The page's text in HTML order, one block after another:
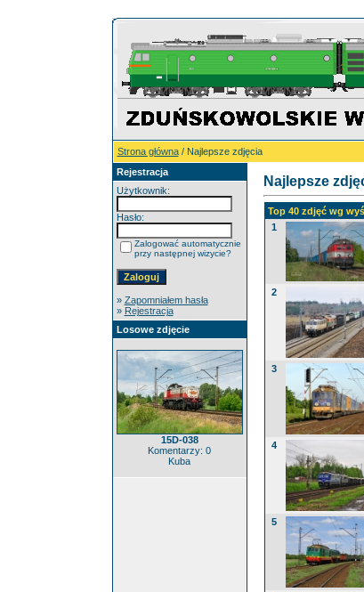
Strona główna/ Najlepsze zdjęcia
Rejestracja
Użytkownik:
Hasło:
Zalogować automatycznie
przy następnej wizycie?
» Zapomniałem hasła
» Rejestracja
Losowe zdjęcie
15D-038
Komentarzy: 0
Kuba
Najlepsze
Top 40 zdjęć wg
1
2
3
4
5